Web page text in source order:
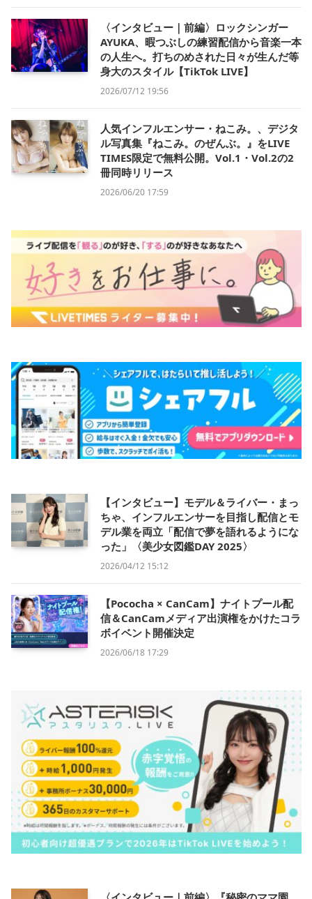
〈インタビュー｜前編〉ロックシンガー
AYUKA、暇つぶしの練習配信から音楽一本
の人生へ。打ちのめされた日々が生んだ等
身大のスタイル【TikTok LIVE】
2026/07/12 19:56
人気インフルエンサー・ねこみ。、デジタ
ル写真集『ねこみ。のぜんぶ。』をLIVE
TIMES限定で無料公開。Vol.1・Vol.2の2
冊同時リリース
2026/06/20 17:59
【インタビュー】モデル＆ライバー・まっ
ちゃ、インフルエンサーを目指し配信とモ
デル業を両立「配信で夢を語れるようにな
った」〈美少女図鑑DAY 2025〉
2026/04/12 15:12
【Pococha × CanCam】ナイトプール配
信＆CanCamメディア出演権をかけたコラ
ボイベント開催決定
2026/06/18 17:29